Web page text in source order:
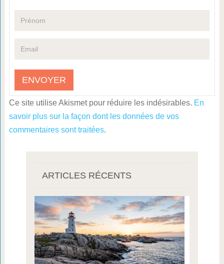
Ce site utilise Akismet pour réduire les indésirables. En
savoir plus sur la façon dont les données de vos
commentaires sont traitées.
ARTICLES RÉCENTS